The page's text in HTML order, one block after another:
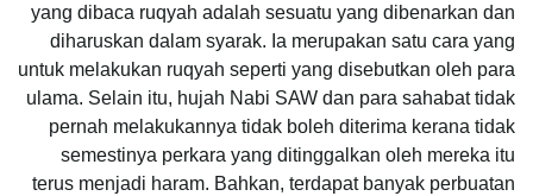
yang dibaca ruqyah adalah sesuatu yang dibenarkan dan
diharuskan dalam syarak. Ia merupakan satu cara yang
untuk melakukan ruqyah seperti yang disebutkan oleh para
ulama. Selain itu, hujah Nabi SAW dan para sahabat tidak
pernah melakukannya tidak boleh diterima kerana tidak
semestinya perkara yang ditinggalkan oleh mereka itu
terus menjadi haram. Bahkan, terdapat banyak perbuatan